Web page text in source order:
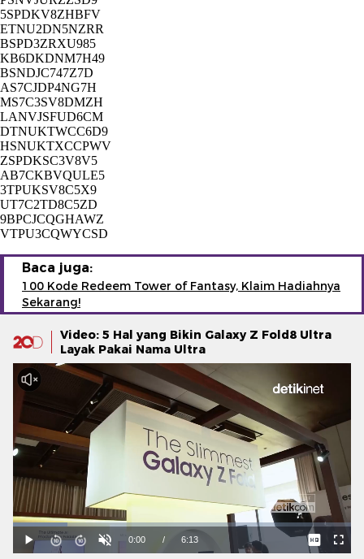
5SPDKV8ZHBFV
ETNU2DN5NZRR
BSPD3ZRXU985
KB6DKDNM7H49
BSNDJC747Z7D
AS7CJDP4NG7H
MS7C3SV8DMZH
LANVJSFUD6CM
DTNUKTWCC6D9
HSNUKTXCCPWV
ZSPDKSC3V8V5
AB7CKBVQULE5
3TPUKSV8C5X9
UT7C2TD8C5ZD
9BPCJCQGHAWZ
VTPU3CQWYCSD
Baca juga:
100 Kode Redeem Tower of Fantasy, Klaim Hadiahnya
Sekarang!
Video: 5 Hal yang Bikin Galaxy Z Fold8 Ultra
Layak Pakai Nama Ultra